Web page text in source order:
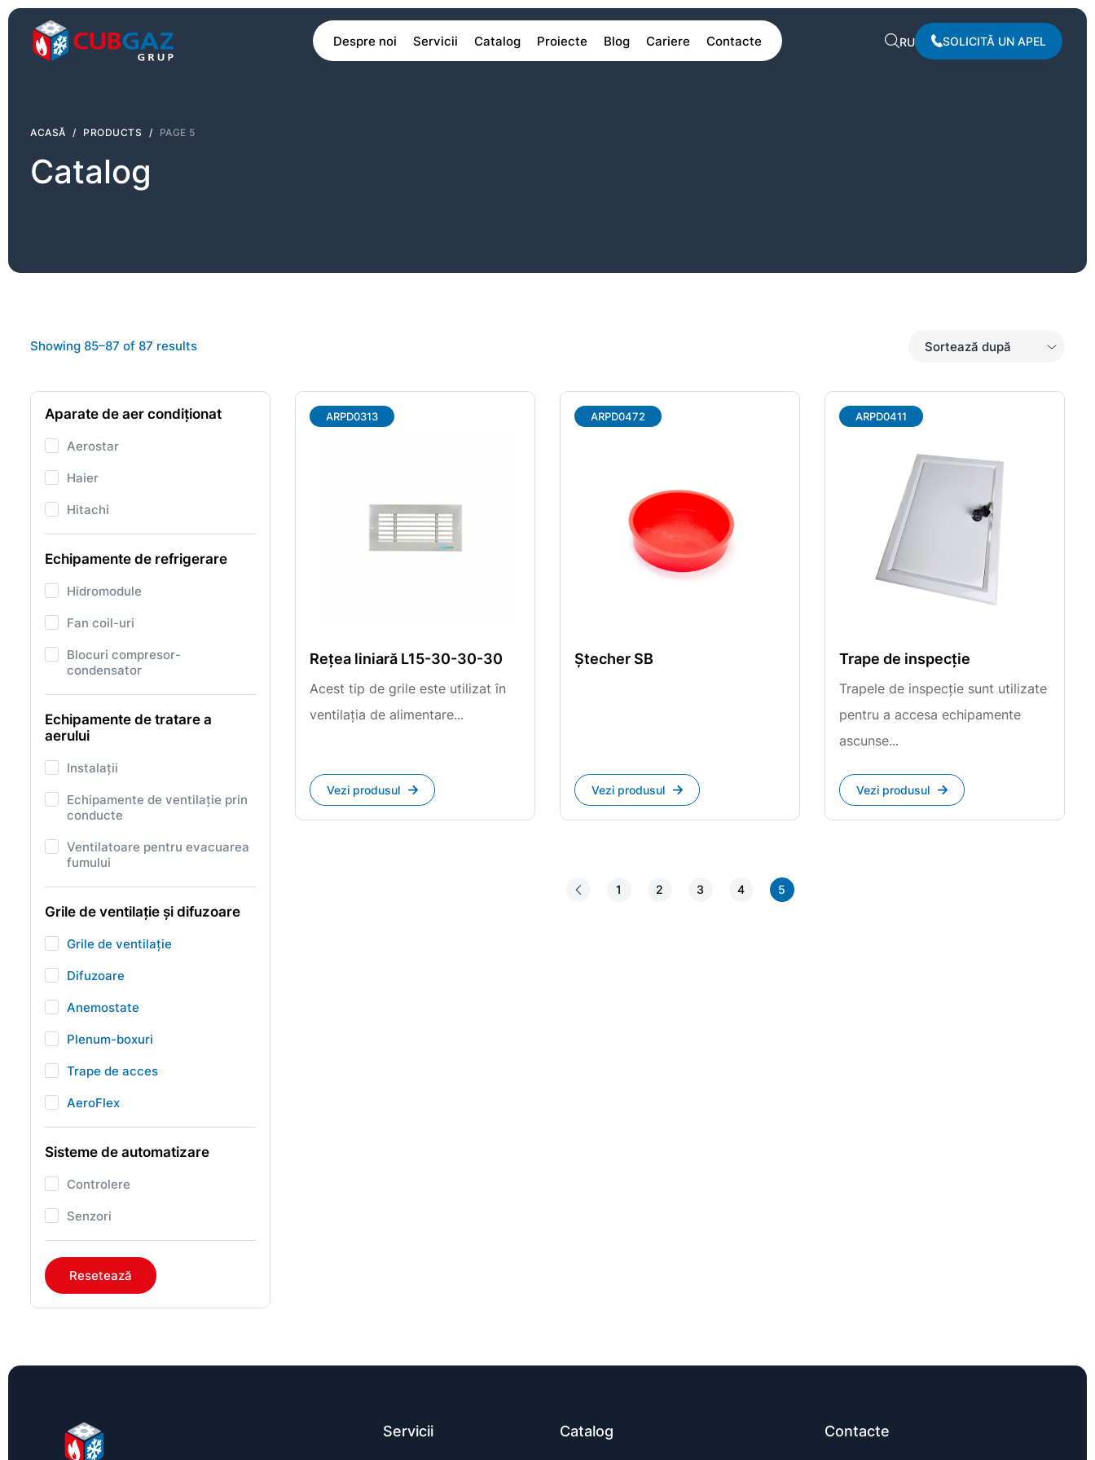
Despre noi Servicii Catalog Proiecte Blog Cariere Contacte RU SOLICITĂ UN APEL
ACASĂ / PRODUCTS / PAGE 5
Catalog
Showing 85–87 of 87 results
Aparate de aer condiționat
Aerostar
Haier
Hitachi
Echipamente de refrigerare
Hidromodule
Fan coil-uri
Blocuri compresor-
condensator
Echipamente de tratare a
aerului
Instalații
Echipamente de ventilație prin
conducte
Ventilatoare pentru evacuarea
fumului
Grile de ventilație și difuzoare
Grile de ventilație
Difuzoare
Anemostate
Plenum-boxuri
Trape de acces
AeroFlex
Sisteme de automatizare
Controlere
Senzori
Resetează
Rețea liniară L15-30-30-30
Acest tip de grile este utilizat în
ventilația de alimentare...
ARPD0313
Vezi produsul
Ștecher SB
ARPD0472
Vezi produsul
Trape de inspecție
Trapele de inspecție sunt utilizate
pentru a accesa echipamente
ascunse...
ARPD0411
Vezi produsul
1 2 3 4 5
Servicii Catalog Contacte